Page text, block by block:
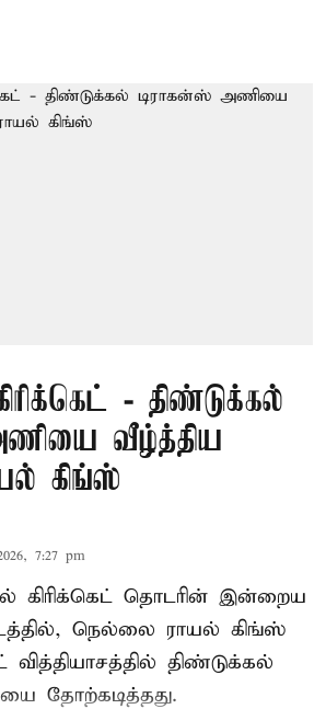
- திண்டுக்கல்
வீழ்த்திய
கிங்ஸ்
7:27 pm
கிரிக்கெட் தொடரின் இன்றைய
நெல்லை ராயல் கிங்ஸ்
திண்டுக்கல்
தோற்கடித்தது.